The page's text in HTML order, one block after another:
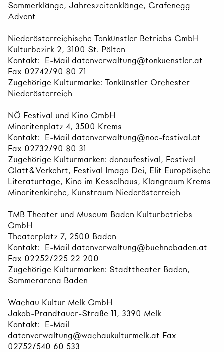
Sommerklänge, Jahreszeitenklänge, Grafenegg
Advent
Niederösterreichische Tonkünstler Betriebs GmbH
Kulturbezirk 2, 3100 St. Pölten
Kontakt: E-Mail datenverwaltung@tonkuenstler.at
Fax 02742/90 80 71
Zugehörige Kulturmarke: Tonkünstler Orchester
Niederösterreich
NÖ Festival und Kino GmbH
Minoritenplatz 4, 3500 Krems
Kontakt: E-Mail datenverwaltung@noe-festival.at
Fax 02732/90 80 31
Zugehörige Kulturmarken: donaufestival, Festival
Glatt&Verkehrt, Festival Imago Dei, Elit Europäische
Literaturtage, Kino im Kesselhaus, Klangraum Krems
Minoritenkirche, Kunstraum Niederösterreich
TMB Theater und Museum Baden Kulturbetriebs
GmbH
Theaterplatz 7, 2500 Baden
Kontakt: E-Mail datenverwaltung@buehnebaden.at
Fax 02252/225 22 200
Zugehörige Kulturmarken: Stadttheater Baden,
Sommerarena Baden
Wachau Kultur Melk GmbH
Jakob-Prandtauer-Straße 11, 3390 Melk
Kontakt: E-Mail
datenverwaltung@wachaukulturmelk.at Fax
02752/540 60 533